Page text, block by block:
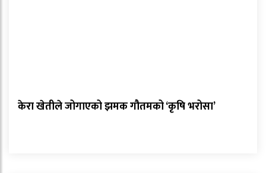
केरा खेतीले जोगाएको झमक गौतमको ‘कृषि भरोसा’